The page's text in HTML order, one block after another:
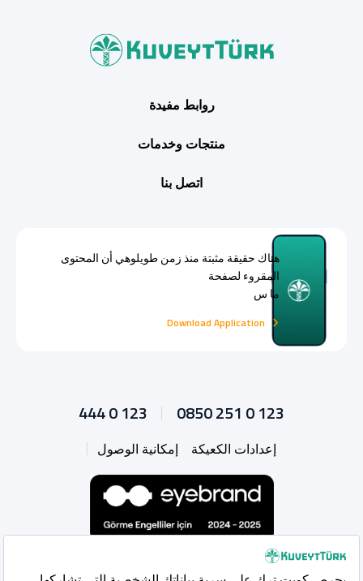
رسوم المنتجات والخدمات
روابط مفيدة
منتجات وخدمات
اتصل بنا
هناك حقيقة مثبتة منذ زمن طويلوهي أن المحتوى
المقروء لصفحة
ما س
Download Application
444 0 123 0850 251 0 123
إعدادات الكعيكة إمكانية الوصول